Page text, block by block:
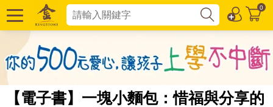
0
【電子書】一塊小麵包：惜福與分享的